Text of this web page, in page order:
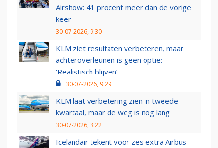
Airshow: 41 procent meer dan de vorige
keer
30-07-2026, 9:30
KLM ziet resultaten verbeteren, maar
achteroverleunen is geen optie:
‘Realistisch blijven’
30-07-2026, 9:29
KLM laat verbetering zien in tweede
kwartaal, maar de weg is nog lang
30-07-2026, 8:22
Icelandair tekent voor zes extra Airbus